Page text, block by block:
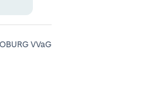
VVaG